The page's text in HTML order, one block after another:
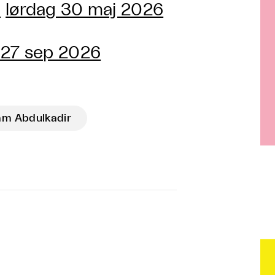
lørdag 30 maj 2026
sep 2026
Abdulkadir